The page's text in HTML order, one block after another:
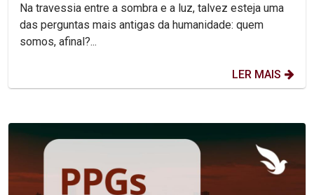
Na travessia entre a sombra e a luz, talvez esteja uma
das perguntas mais antigas da humanidade: quem
somos, afinal?...
LER MAIS